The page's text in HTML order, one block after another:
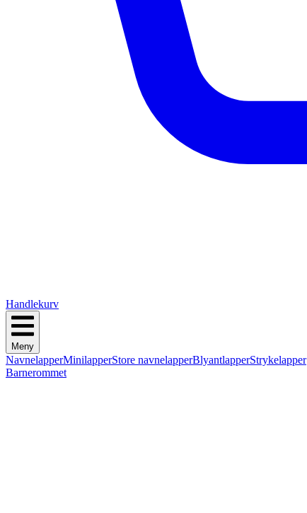
Handlekurv
Meny
NavnelapperMinilapperStore navnelapperBlyantlapperStrykelapper
Barnerommet